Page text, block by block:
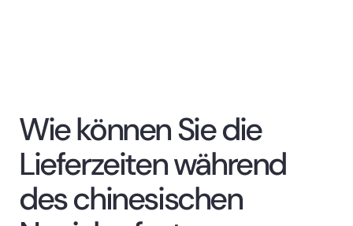
Wie können Sie die
Lieferzeiten während
des chinesischen